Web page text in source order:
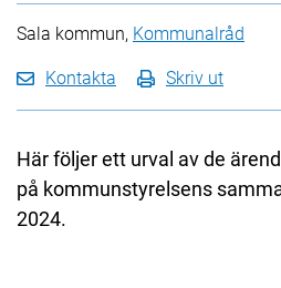
Sala kommun, Kommunalråd
Kontakta Skriv ut
Här följer ett urval av de
på kommunstyrelsens
2024.